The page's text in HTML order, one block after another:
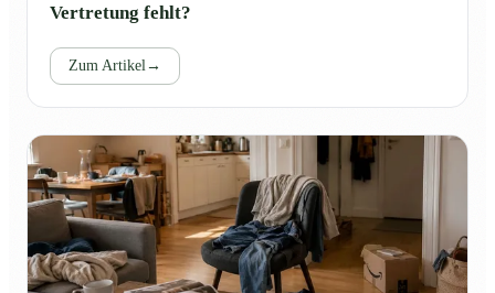
Vertretung fehlt?
Zum Artikel →